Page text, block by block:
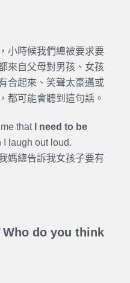
小時候我們總被要求要
來自父母對男孩、女孩
合起來、笑聲太豪邁或
都可能會聽到這句話。
that
I need to be
laugh out loud.
媽總告訴我女孩子要有
Who do you think